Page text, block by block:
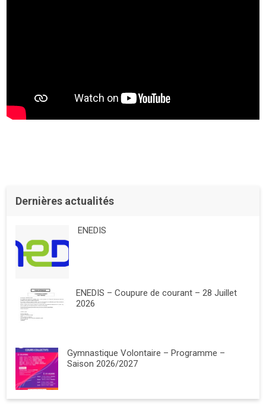
Dernières actualités
ENEDIS
ENEDIS – Coupure de courant – 28 Juillet
2026
Gymnastique Volontaire – Programme –
Saison 2026/2027